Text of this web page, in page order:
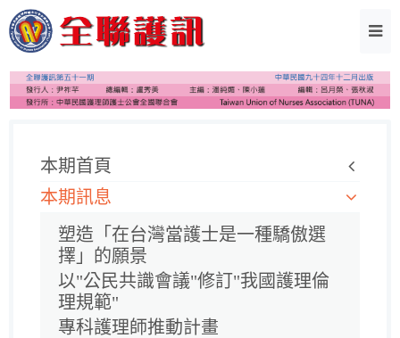
本期首頁
本期訊息
塑造「在台灣當護士是一種驕傲選
擇」的願景
以"公民共識會議"修訂"我國護理倫
理規範"
專科護理師推動計畫